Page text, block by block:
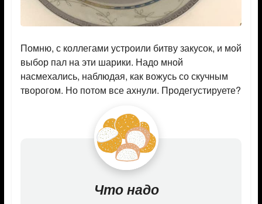
Помню, с коллегами устроили битву закусок, и мой
выбор пал на эти шарики. Надо мной
насмехались, наблюдая, как вожусь со скучным
творогом. Но потом все ахнули. Продегустируете?
Что надо